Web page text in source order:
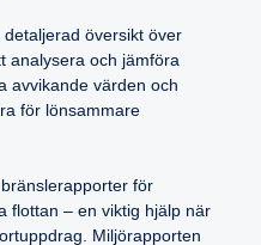
översikt över
analysera och jämföra
avvikande värden och
för lönsammare
för
flottan – en viktig hjälp när
Miljörapporten